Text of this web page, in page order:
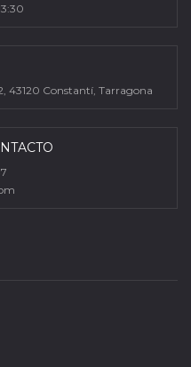
43120 Constantí, Tarragona